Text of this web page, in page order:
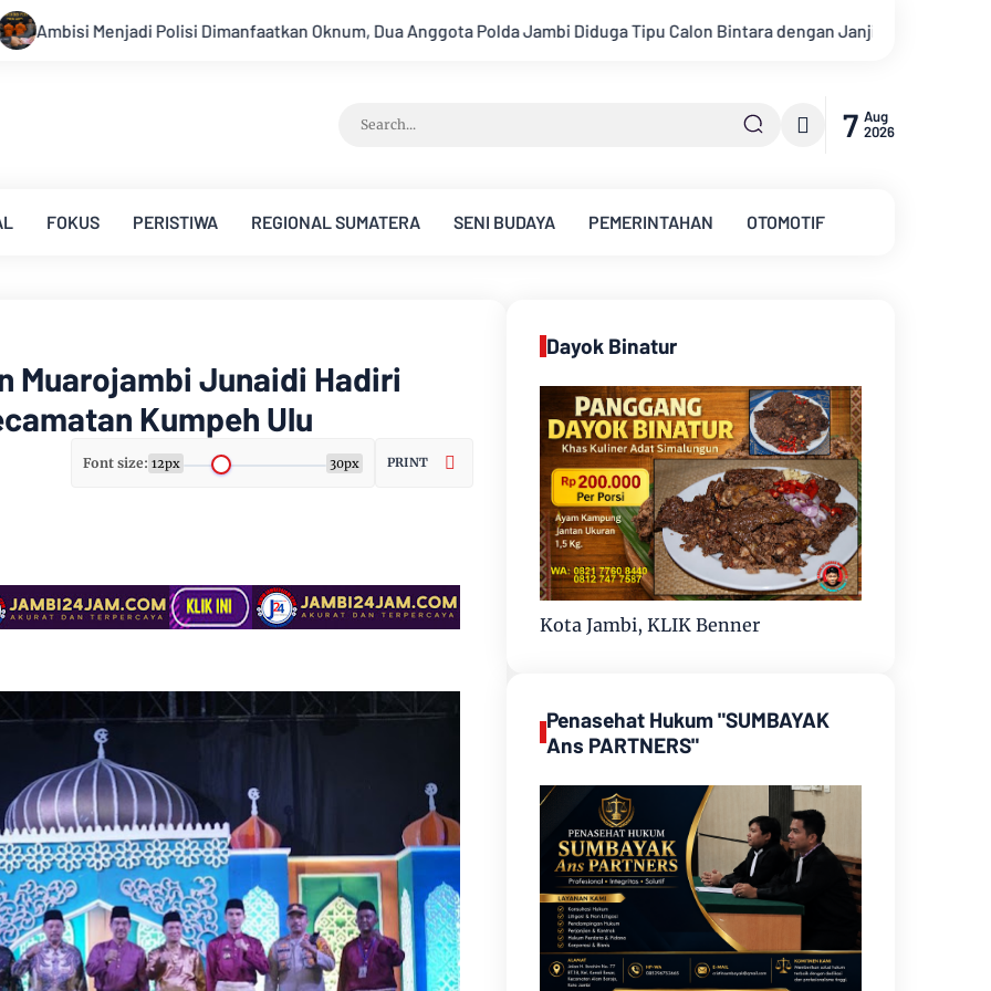
Oknum, Dua Anggota Polda Jambi Diduga Tipu Calon Bintara dengan Janji Kelulusan Konsisten Alirkan Kepedulian,
7 Aug
2026
FOKUS PERISTIWA REGIONAL SUMATERA SENI BUDAYA PEMERINTAHAN OTOMOTIF
Muarojambi Junaidi Hadiri
Kumpeh Ulu
Font size: 12px 30px PRINT
Dayok Binatur
Kota Jambi, KLIK Benner
Penasehat Hukum "SUMBAYAK
Ans PARTNERS"